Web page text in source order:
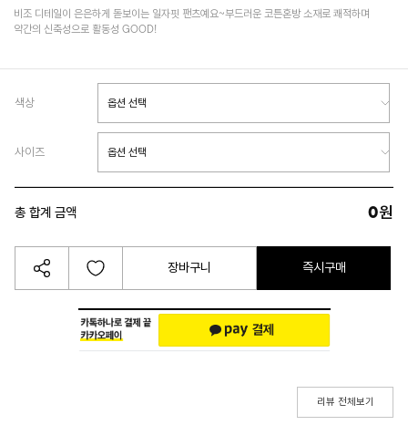
비조 디테일이 은은하게 돋보이는 일자핏 팬츠예요~부드러운 코튼혼방 소재로 쾌적하며
약간의 신축성으로 활동성 GOOD!
색상
사이즈
총 합계 금액 0원
장바구니 즉시구매
리뷰 전체보기